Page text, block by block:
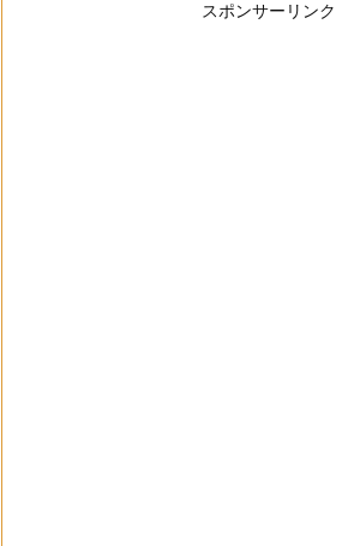
スポンサーリンク